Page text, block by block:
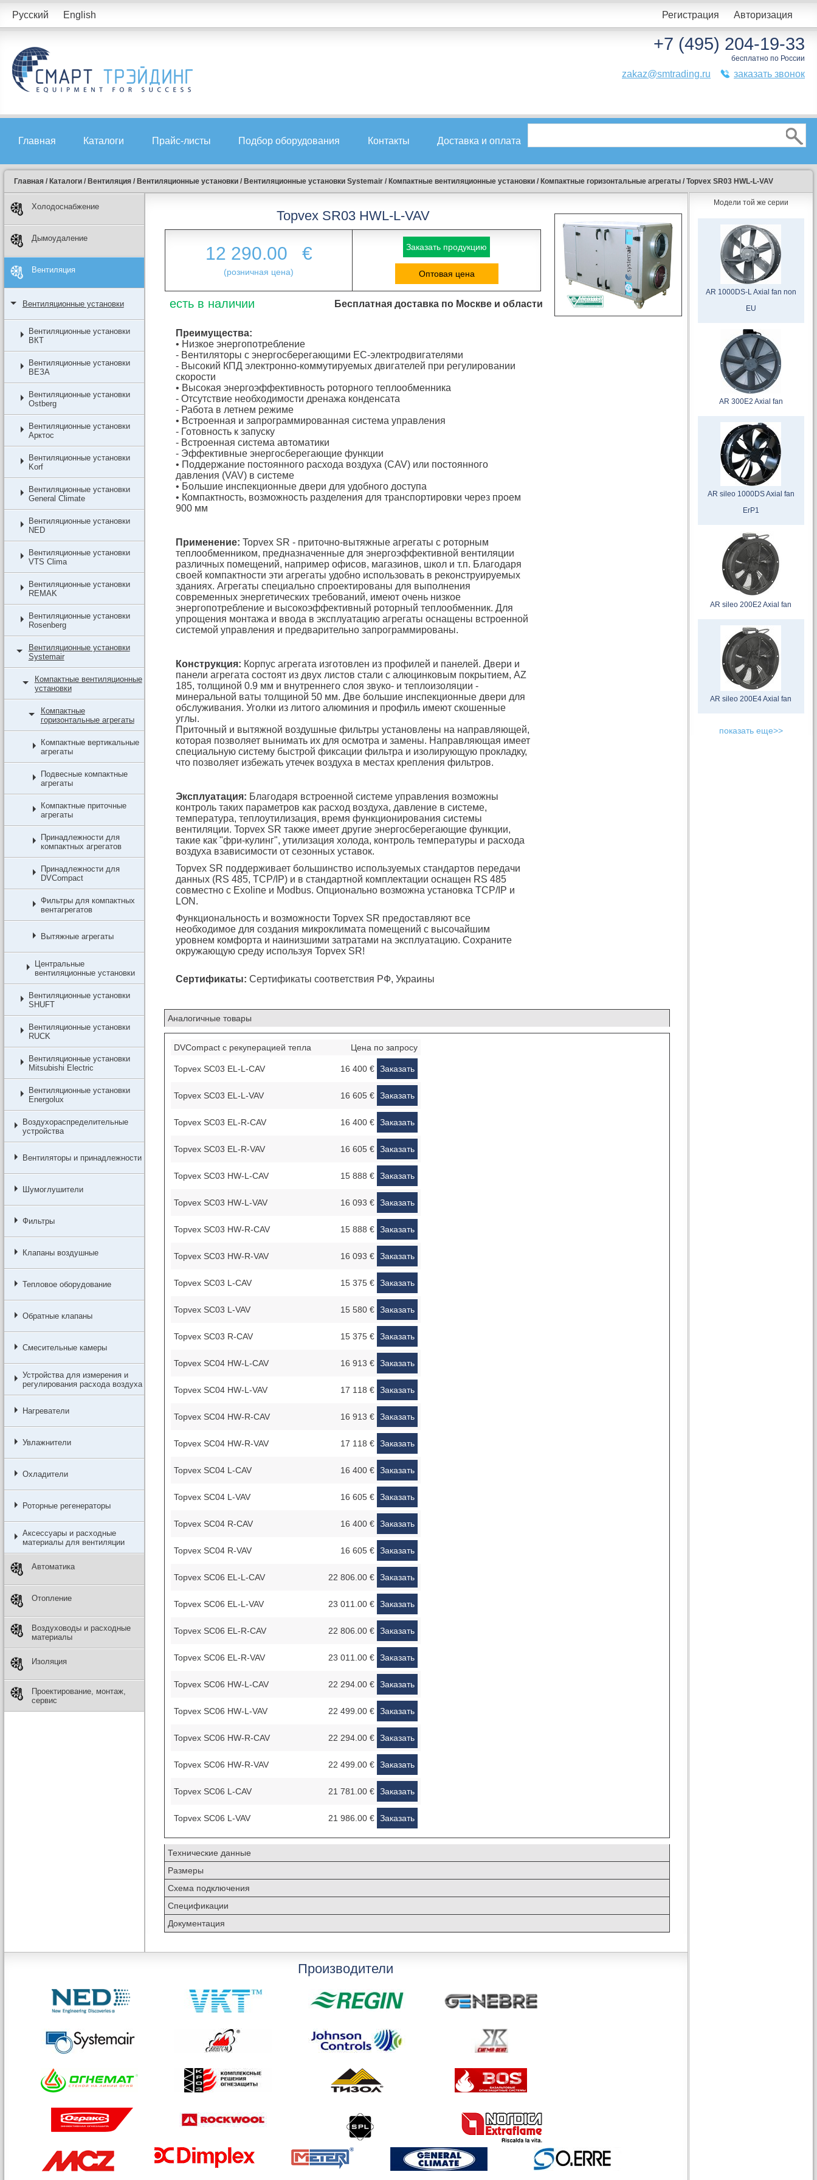
Русский English Регистрация Авторизация
+7 (495) 204-19-33
бесплатно по России
zakaz@smtrading.ru заказать звонок
Главная Каталоги Прайс-листы Подбор оборудования Контакты Доставка и оплата
Главная / Каталоги / Вентиляция / Вентиляционные установки / Вентиляционные установки Systemair / Компактные вентиляционные установки / Компактные горизонтальные агрегаты / Topvex SR03 HWL-L-VAV
Холодоснабжение
Дымоудаление
Вентиляция
Вентиляционные установки
Вентиляционные установки
ВКТ
Вентиляционные установки
ВЕЗА
Вентиляционные установки
Ostberg
Вентиляционные установки
Арктос
Вентиляционные установки
Korf
Вентиляционные установки
General Climate
Вентиляционные установки
NED
Вентиляционные установки
VTS Clima
Вентиляционные установки
REMAK
Вентиляционные установки
Rosenberg
Вентиляционные установки
Systemair
Компактные вентиляционные
установки
Компактные
горизонтальные агрегаты
Компактные вертикальные
агрегаты
Подвесные компактные
агрегаты
Компактные приточные
агрегаты
Принадлежности для
компактных агрегатов
Принадлежности для
DVCompact
Фильтры для компактных
вентагрегатов
Вытяжные агрегаты
Центральные
вентиляционные установки
Вентиляционные установки
SHUFT
Вентиляционные установки
RUCK
Вентиляционные установки
Mitsubishi Electric
Вентиляционные установки
Energolux
Воздухораспределительные
устройства
Вентиляторы и принадлежности
Шумоглушители
Фильтры
Клапаны воздушные
Тепловое оборудование
Обратные клапаны
Смесительные камеры
Устройства для измерения и
регулирования расхода воздуха
Нагреватели
Увлажнители
Охладители
Роторные регенераторы
Аксессуары и расходные
материалы для вентиляции
Автоматика
Отопление
Воздуховоды и расходные
материалы
Изоляция
Проектирование, монтаж,
сервис
Topvex SR03 HWL-L-VAV
12 290.00 €
(розничная цена)
Заказать продукцию
Оптовая цена
есть в наличии Бесплатная доставка по Москве и области
Преимущества:
• Низкое энергопотребление
- Вентиляторы с энергосберегающими ЕС-электродвигателями
- Высокий КПД электронно-коммутируемых двигателей при регулировании
скорости
• Высокая энергоэффективность роторного теплообменника
- Отсутствие необходимости дренажа конденсата
- Работа в летнем режиме
• Встроенная и запрограммированная система управления
- Готовность к запуску
- Встроенная система автоматики
- Эффективные энергосберегающие функции
• Поддержание постоянного расхода воздуха (CAV) или постоянного
давления (VAV) в системе
• Большие инспекционные двери для удобного доступа
• Компактность, возможность разделения для транспортировки через проем
900 мм
Применение: Topvex SR - приточно-вытяжные агрегаты с роторным
теплообменником, предназначенные для энергоэффективной вентиляции
различных помещений, например офисов, магазинов, школ и т.п. Благодаря
своей компактности эти агрегаты удобно использовать в реконструируемых
зданиях. Агрегаты специально спроектированы для выполнения
современных энергетических требований, имеют очень низкое
энергопотребление и высокоэффективный роторный теплообменник. Для
упрощения монтажа и ввода в эксплуатацию агрегаты оснащены встроенной
системой управления и предварительно запрограммированы.
Конструкция: Корпус агрегата изготовлен из профилей и панелей. Двери и
панели агрегата состоят из двух листов стали с алюцинковым покрытием, AZ
185, толщиной 0.9 мм и внутреннего слоя звуко- и теплоизоляции -
минеральной ваты толщиной 50 мм. Две большие инспекционные двери для
обслуживания. Уголки из литого алюминия и профиль имеют скошенные
углы.
Приточный и вытяжной воздушные фильтры установлены на направляющей,
которая позволяет вынимать их для осмотра и замены. Направляющая имеет
специальную систему быстрой фиксации фильтра и изолирующую прокладку,
что позволяет избежать утечек воздуха в местах крепления фильтров.
Эксплуатация: Благодаря встроенной системе управления возможны
контроль таких параметров как расход воздуха, давление в системе,
температура, теплоутилизация, время функционирования системы
вентиляции. Topvex SR также имеет другие энергосберегающие функции,
такие как "фри-кулинг", утилизация холода, контроль температуры и расхода
воздуха взависимости от сезонных уставок.
Topvex SR поддерживает большинство используемых стандартов передачи
данных (RS 485, TCP/IP) и в стандартной комплектации оснащен RS 485
совместно с Exoline и Modbus. Опционально возможна установка TCP/IP и
LON.
Функциональность и возможности Topvex SR предоставляют все
необходимое для создания микроклимата помещений с высочайшим
уровнем комфорта и наинизшими затратами на эксплуатацию. Сохраните
окружающую среду используя Topvex SR!
Сертификаты: Сертификаты соответствия РФ, Украины
Аналогичные товары
DVCompact с рекуперацией тепла Цена по запросу
Topvex SC03 EL-L-CAV 16 400 € Заказать
Topvex SC03 EL-L-VAV 16 605 € Заказать
Topvex SC03 EL-R-CAV 16 400 € Заказать
Topvex SC03 EL-R-VAV 16 605 € Заказать
Topvex SC03 HW-L-CAV 15 888 € Заказать
Topvex SC03 HW-L-VAV 16 093 € Заказать
Topvex SC03 HW-R-CAV 15 888 € Заказать
Topvex SC03 HW-R-VAV 16 093 € Заказать
Topvex SC03 L-CAV 15 375 € Заказать
Topvex SC03 L-VAV 15 580 € Заказать
Topvex SC03 R-CAV 15 375 € Заказать
Topvex SC04 HW-L-CAV 16 913 € Заказать
Topvex SC04 HW-L-VAV 17 118 € Заказать
Topvex SC04 HW-R-CAV 16 913 € Заказать
Topvex SC04 HW-R-VAV 17 118 € Заказать
Topvex SC04 L-CAV 16 400 € Заказать
Topvex SC04 L-VAV 16 605 € Заказать
Topvex SC04 R-CAV 16 400 € Заказать
Topvex SC04 R-VAV 16 605 € Заказать
Topvex SC06 EL-L-CAV 22 806.00 € Заказать
Topvex SC06 EL-L-VAV 23 011.00 € Заказать
Topvex SC06 EL-R-CAV 22 806.00 € Заказать
Topvex SC06 EL-R-VAV 23 011.00 € Заказать
Topvex SC06 HW-L-CAV 22 294.00 € Заказать
Topvex SC06 HW-L-VAV 22 499.00 € Заказать
Topvex SC06 HW-R-CAV 22 294.00 € Заказать
Topvex SC06 HW-R-VAV 22 499.00 € Заказать
Topvex SC06 L-CAV 21 781.00 € Заказать
Topvex SC06 L-VAV 21 986.00 € Заказать
Технические данные
Размеры
Схема подключения
Спецификации
Документация
Производители
Модели той же серии
AR 1000DS-L Axial fan non
EU
AR 300E2 Axial fan
AR sileo 1000DS Axial fan
ErP1
AR sileo 200E2 Axial fan
AR sileo 200E4 Axial fan
показать еще>>